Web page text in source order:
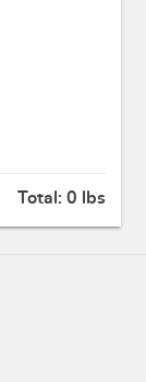
Total: 0 lbs